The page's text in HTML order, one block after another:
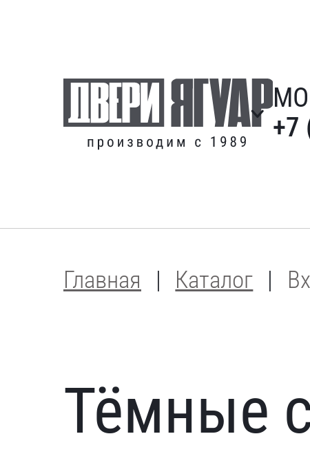
+7
Главная Каталог
Тёмные